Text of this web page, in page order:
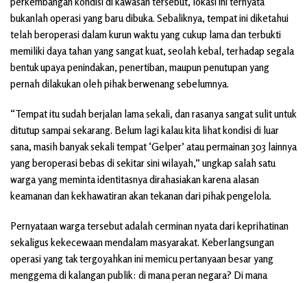
bukanlah operasi yang baru dibuka. Sebaliknya, tempat ini diketahui
telah beroperasi dalam kurun waktu yang cukup lama dan terbukti
memiliki daya tahan yang sangat kuat, seolah kebal, terhadap segala
bentuk upaya penindakan, penertiban, maupun penutupan yang
pernah dilakukan oleh pihak berwenang sebelumnya.
“Tempat itu sudah berjalan lama sekali, dan rasanya sangat sulit untuk
ditutup sampai sekarang. Belum lagi kalau kita lihat kondisi di luar
sana, masih banyak sekali tempat ‘Gelper’ atau permainan 303 lainnya
yang beroperasi bebas di sekitar sini wilayah,” ungkap salah satu
warga yang meminta identitasnya dirahasiakan karena alasan
keamanan dan kekhawatiran akan tekanan dari pihak pengelola.
Pernyataan warga tersebut adalah cerminan nyata dari keprihatinan
sekaligus kekecewaan mendalam masyarakat. Keberlangsungan
operasi yang tak tergoyahkan ini memicu pertanyaan besar yang
menggema di kalangan publik: di mana peran negara? Di mana